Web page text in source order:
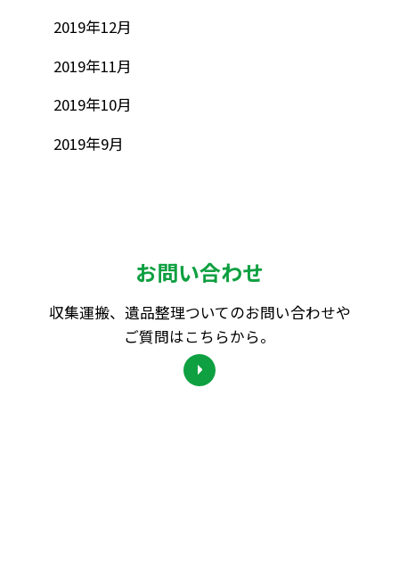
2019年12月
2019年11月
2019年10月
2019年9月
お問い合わせ
収集運搬、遺品整理ついてのお問い合わせや
ご質問はこちらから。